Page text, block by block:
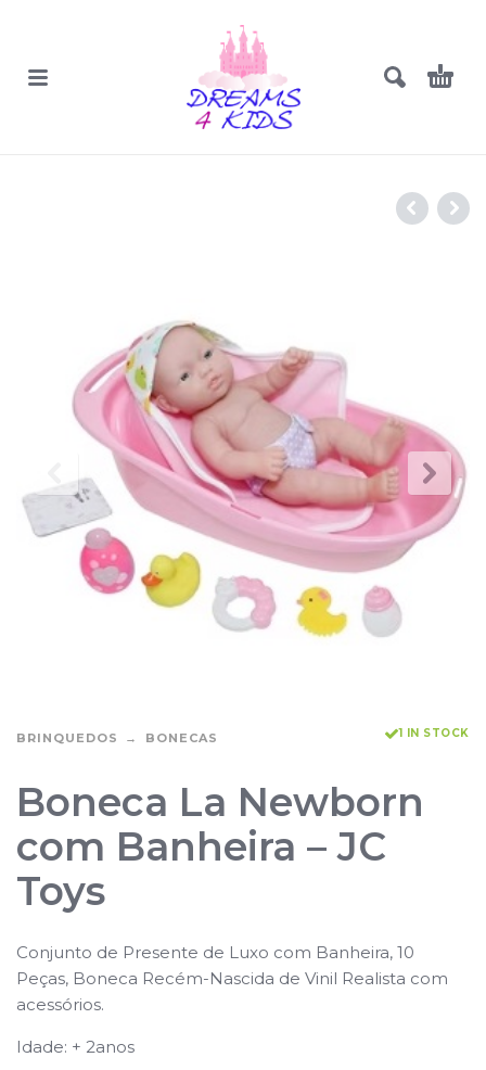
BRINQUEDOS BONECAS 1 IN STOCK
Boneca La Newborn
com Banheira – JC
Toys
Conjunto de Presente de Luxo com Banheira, 10
Peças, Boneca Recém-Nascida de Vinil Realista com
acessórios.
Idade: + 2anos